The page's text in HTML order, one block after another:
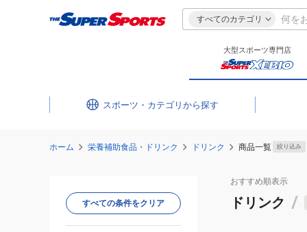
すべてのカテゴリ
大型スポーツ専門店
スポーツ・カテゴリ
ホーム 栄養補助食品・ドリンク ドリンク 商品一覧 絞り込み
おすすめ順表示
ドリンク /
すべての条件をクリア